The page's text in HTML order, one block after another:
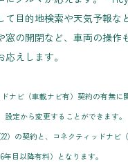
て目的地検索や天気予報な
の開閉など、車両の操作
えします。
ナビ（車載ナビ有）契約の有無に
定から変更することができます
）の契約と、コネクティッドナビ
目以降有料）となります。